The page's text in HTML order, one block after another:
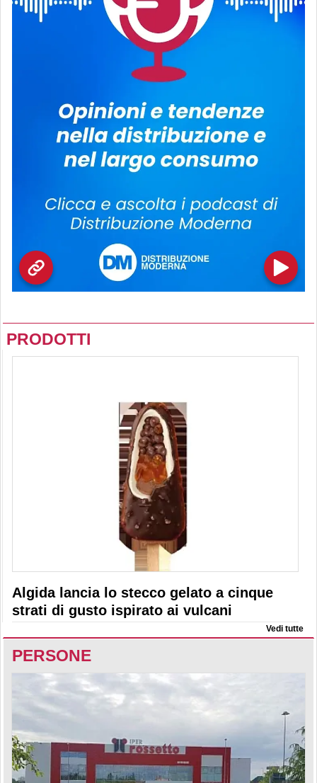
PRODOTTI
Algida lancia lo stecco gelato a cinque
strati di gusto ispirato ai vulcani
Vedi tutte
PERSONE